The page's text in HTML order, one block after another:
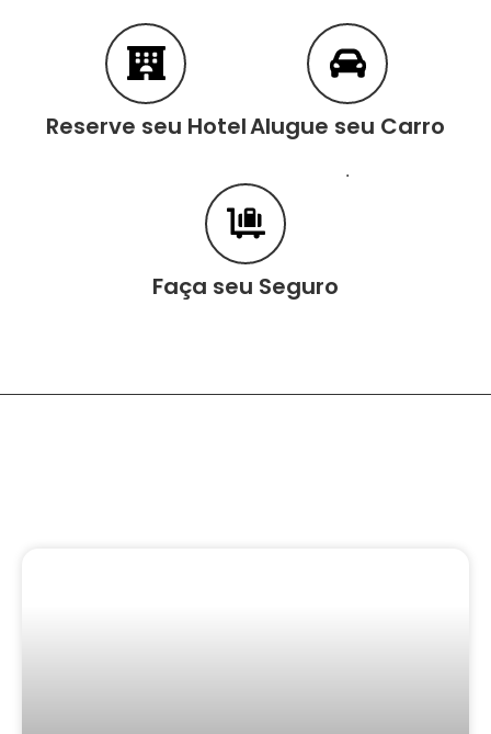
Reserve seu HotelAlugue seu Carro
.
Faça seu Seguro